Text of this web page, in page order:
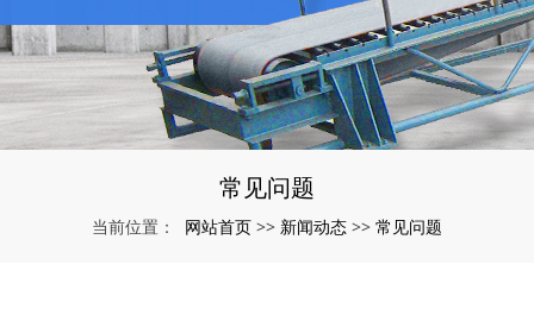
常见问题
当前位置： 网站首页 >> 新闻动态 >> 常见问题